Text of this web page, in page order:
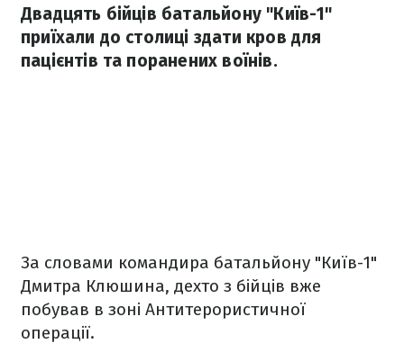
Двадцять бійців батальйону "Київ-1"
приїхали до столиці здати кров для
пацієнтів та поранених воїнів.
За словами командира батальйону "Київ-1"
Дмитра Клюшина, дехто з бійців вже
побував в зоні Антитерористичної
операції.